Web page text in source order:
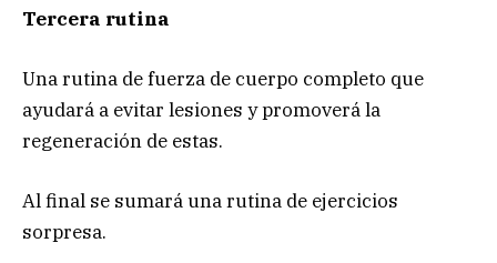
Tercera rutina
Una rutina de fuerza de cuerpo completo que
ayudará a evitar lesiones y promoverá la
regeneración de estas.
Al final se sumará una rutina de ejercicios
sorpresa.